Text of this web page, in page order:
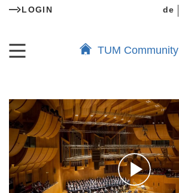
LOGIN de
TUM Community